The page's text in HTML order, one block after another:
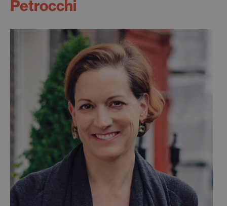
Petrocchi